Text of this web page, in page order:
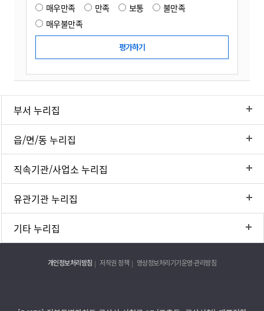
매우만족 만족 보통
불만족
매우불만족
부서 누리집
읍/면/동 누리집
직속기관/사업소 누리집
유관기관 누리집
기타 누리집
개인정보처리방침 저작권 정책 영상정보처리기기운영·관리방침